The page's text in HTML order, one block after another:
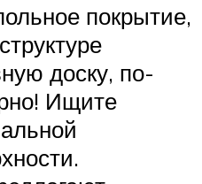
покрытие,
доску, по-
Ищите